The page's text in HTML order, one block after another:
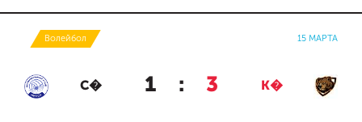
Волейбол 15 МАРТА
С� 1 : 3 К�